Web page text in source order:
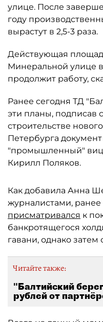
улице. После
году
вырастут в 2,5-3 раза.
Действующая
Минеральной улице
продолжит работу,
Ранее сегодня ТД
эти планы, подписав
строительстве
Петербурга
"промышленный"
Кирилл Поляков.
Как добавила Анна
журналистами,
присматривался к
банкротящегося
гавани, однако затем
Читайте также:
"Балтийский
рублей от